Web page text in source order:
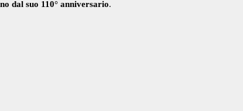
dal suo 110° anniversario.